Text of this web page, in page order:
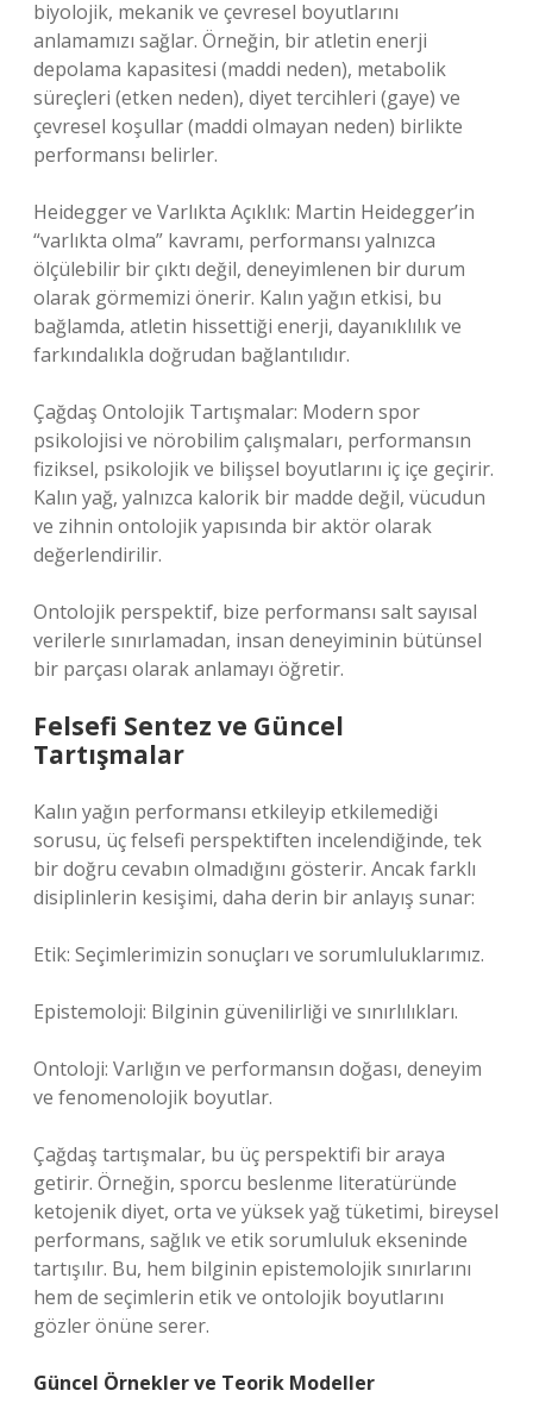
biyolojik, mekanik ve çevresel boyutlarını
anlamamızı sağlar. Örneğin, bir atletin enerji
depolama kapasitesi (maddi neden), metabolik
süreçleri (etken neden), diyet tercihleri (gaye) ve
çevresel koşullar (maddi olmayan neden) birlikte
performansı belirler.
Heidegger ve Varlıkta Açıklık: Martin Heidegger’in
“varlıkta olma” kavramı, performansı yalnızca
ölçülebilir bir çıktı değil, deneyimlenen bir durum
olarak görmemizi önerir. Kalın yağın etkisi, bu
bağlamda, atletin hissettiği enerji, dayanıklılık ve
farkındalıkla doğrudan bağlantılıdır.
Çağdaş Ontolojik Tartışmalar: Modern spor
psikolojisi ve nörobilim çalışmaları, performansın
fiziksel, psikolojik ve bilişsel boyutlarını iç içe geçirir.
Kalın yağ, yalnızca kalorik bir madde değil, vücudun
ve zihnin ontolojik yapısında bir aktör olarak
değerlendirilir.
Ontolojik perspektif, bize performansı salt sayısal
verilerle sınırlamadan, insan deneyiminin bütünsel
bir parçası olarak anlamayı öğretir.
Felsefi Sentez ve Güncel
Tartışmalar
Kalın yağın performansı etkileyip etkilemediği
sorusu, üç felsefi perspektiften incelendiğinde, tek
bir doğru cevabın olmadığını gösterir. Ancak farklı
disiplinlerin kesişimi, daha derin bir anlayış sunar:
Etik: Seçimlerimizin sonuçları ve sorumluluklarımız.
Epistemoloji: Bilginin güvenilirliği ve sınırlılıkları.
Ontoloji: Varlığın ve performansın doğası, deneyim
ve fenomenolojik boyutlar.
Çağdaş tartışmalar, bu üç perspektifi bir araya
getirir. Örneğin, sporcu beslenme literatüründe
ketojenik diyet, orta ve yüksek yağ tüketimi, bireysel
performans, sağlık ve etik sorumluluk ekseninde
tartışılır. Bu, hem bilginin epistemolojik sınırlarını
hem de seçimlerin etik ve ontolojik boyutlarını
gözler önüne serer.
Güncel Örnekler ve Teorik Modeller